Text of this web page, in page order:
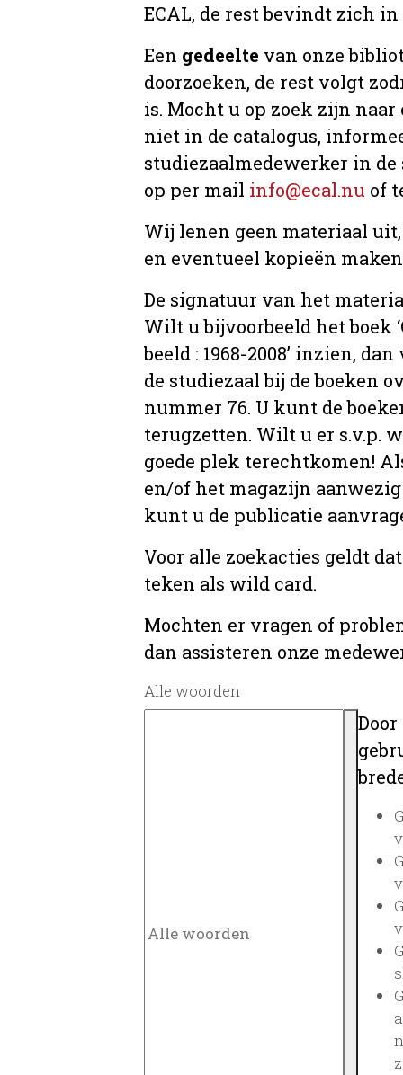
ECAL, de rest bevindt zich
Een gedeelte van onze
doorzoeken, de rest volgt
is. Mocht u op zoek zijn
niet in de catalogus,
studiezaalmedewerker in
op per mail info@ecal.nu of
Wij lenen geen materiaal
en eventueel kopieën
De signatuur van het
Wilt u bijvoorbeeld het boek
beeld : 1968-2008’ inzien,
de studiezaal bij de boeken
nummer 76. U kunt de
terugzetten. Wilt u er s.v.p.
goede plek terechtkomen!
en/of het magazijn
kunt u de publicatie
Voor alle zoekacties geldt
teken als wild card.
Mochten er vragen of
dan assisteren onze
Alle woorden